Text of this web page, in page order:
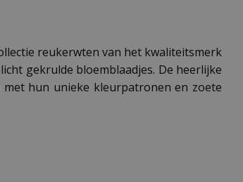
reukerwten van het kwaliteitsmerk
gekrulde bloemblaadjes. De heerlijke
hun unieke kleurpatronen en zoete